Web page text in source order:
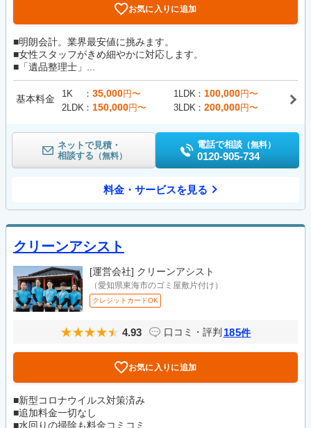
お気に入りに追加
■明朗会計。業界最安値に挑みます。
■女性スタッフがきめ細やかに対応します。
■「遺品整理士」...
基本料金 1K 35,000円〜 1LDK 100,000円〜
2LDK
150,000円〜 3LDK 200,000円〜
ネットで見積・
相談する （無料）
電話で相談 （無料）
0120-905-734
料金・サービスを見る
クリーンアシスト
[運営会社] クリーンアシスト
（愛知県東海市のゴミ屋敷片付け）
クレジットカードOK
4.93 口コミ・評判 185件
お気に入りに追加
■新型コロナウイルス対策済み
■追加料金一切なし
■水回りの掃除も料金コミコミ